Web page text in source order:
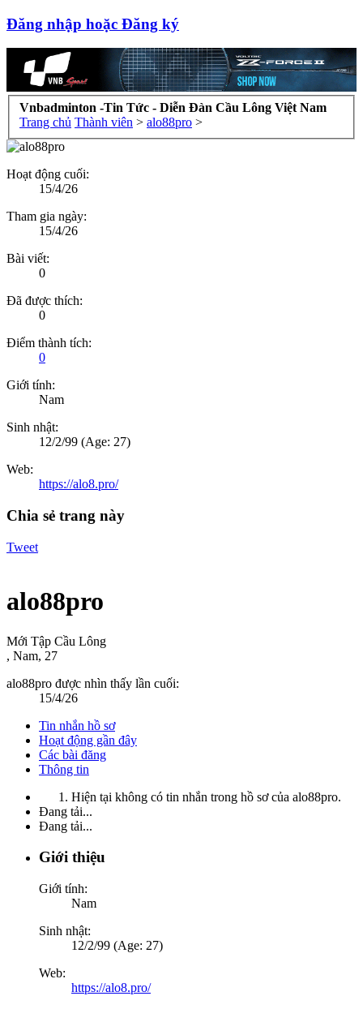
Đăng nhập hoặc Đăng ký
Vnbadminton -Tin Tức - Diễn Đàn Cầu Lông Việt Nam
Trang chủ Thành viên > alo88pro >
Hoạt động cuối:
15/4/26
Tham gia ngày:
15/4/26
Bài viết:
0
Đã được thích:
0
Điểm thành tích:
0
Giới tính:
Nam
Sinh nhật:
12/2/99 (Age: 27)
Web:
https://alo8.pro/
Chia sẻ trang này
Tweet
alo88pro
Mới Tập Cầu Lông
, Nam, 27
alo88pro được nhìn thấy lần cuối:
15/4/26
Tin nhắn hồ sơ
Hoạt động gần đây
Các bài đăng
Thông tin
Hiện tại không có tin nhắn trong hồ sơ của alo88pro.
Đang tải...
Đang tải...
Giới thiệu
Giới tính:
Nam
Sinh nhật:
12/2/99 (Age: 27)
Web:
https://alo8.pro/